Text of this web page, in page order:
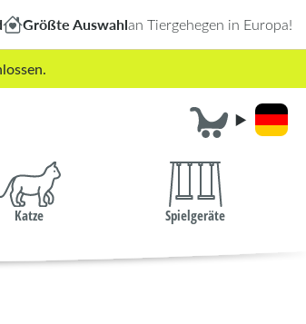
Größte Auswahlan Tiergehegen in Europa!
Katze Spielgeräte